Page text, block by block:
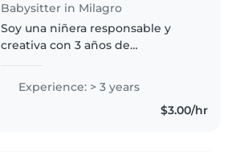
Babysitter in Milagro
Soy una niñera responsable y
creativa con 3 años de
niños pequeños. Apasionada por
el dibujo, la música y los juegos,
también ayudo con tareas del
Experience: > 3 years
$3.00/hr